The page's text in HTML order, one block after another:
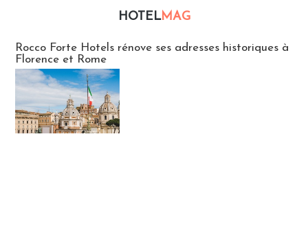
HOTELMAG
Rocco Forte Hotels rénove ses adresses historiques à
Florence et Rome